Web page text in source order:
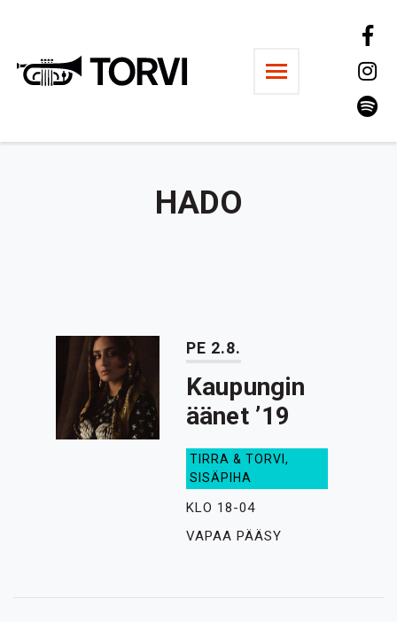
Ravintola Torvi
HADO
PE 2.8.
Kaupungin
äänet ’19
TIRRA & TORVI,
SISÄPIHA
KLO 18-04
VAPAA PÄÄSY